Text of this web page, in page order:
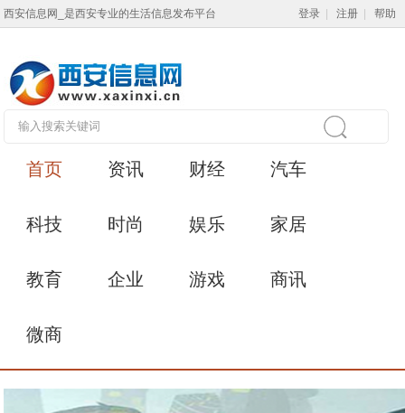
西安信息网_是西安专业的生活信息发布平台 登录 注册 帮助
首页 资讯 财经 汽车
科技 时尚 娱乐 家居
教育 企业 游戏 商讯
微商